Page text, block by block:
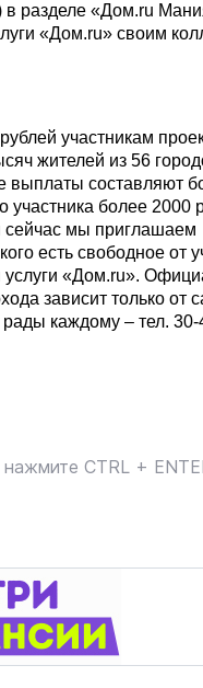
собственник
в разделе «Дом.ru
«Дом.ru» своим
участникам
жителей из 56
выплаты составляют
участника более 2000
сейчас мы приглашаем
есть свободное от
услуги «Дом.ru».
зависит только от
каждому – тел. 30-
CTRL +